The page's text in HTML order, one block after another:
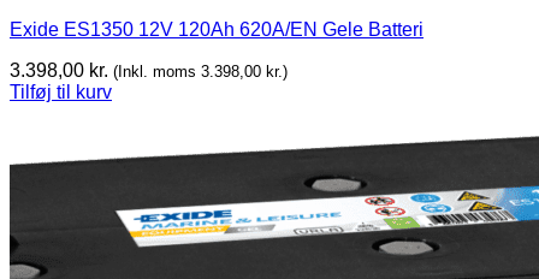
Exide ES1350 12V 120Ah 620A/EN Gele Batteri
3.398,00 kr. (Inkl. moms 3.398,00 kr.)
Tilføj til kurv